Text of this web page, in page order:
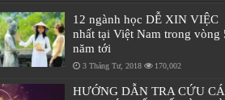
12 ngành học DỄ XIN VIỆC
nhất tại Việt Nam trong vòng
năm tới
3 Tháng Tư, 2018 170,002
HƯỚNG DẪN TRA CỨU